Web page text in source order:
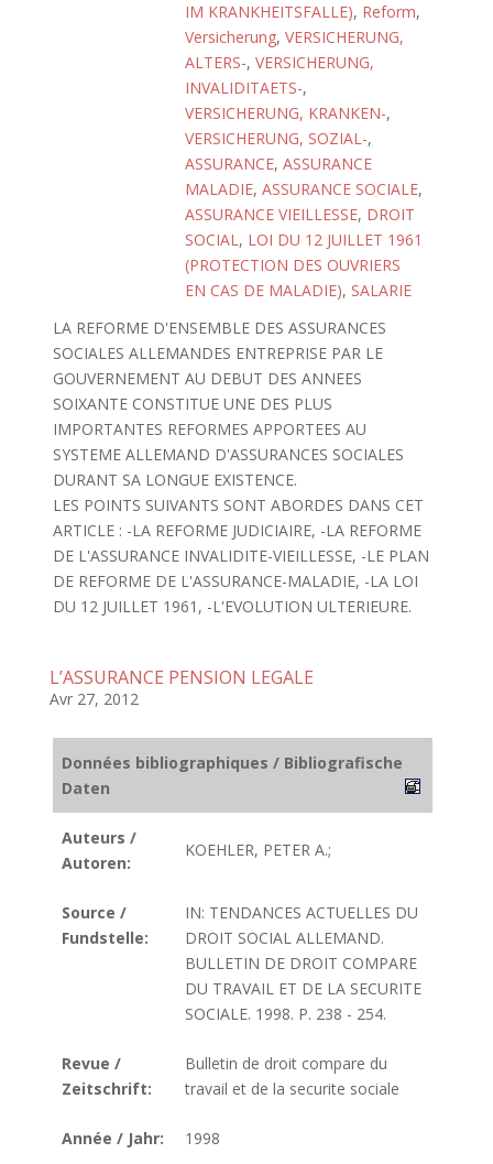
IM KRANKHEITSFALLE), Reform,
Versicherung, VERSICHERUNG,
ALTERS-, VERSICHERUNG,
INVALIDITAETS-,
VERSICHERUNG, KRANKEN-,
VERSICHERUNG, SOZIAL-,
ASSURANCE, ASSURANCE
MALADIE, ASSURANCE SOCIALE,
ASSURANCE VIEILLESSE, DROIT
SOCIAL, LOI DU 12 JUILLET 1961
(PROTECTION DES OUVRIERS
EN CAS DE MALADIE), SALARIE
LA REFORME D'ENSEMBLE DES ASSURANCES
SOCIALES ALLEMANDES ENTREPRISE PAR LE
GOUVERNEMENT AU DEBUT DES ANNEES
SOIXANTE CONSTITUE UNE DES PLUS
IMPORTANTES REFORMES APPORTEES AU
SYSTEME ALLEMAND D'ASSURANCES SOCIALES
DURANT SA LONGUE EXISTENCE.
LES POINTS SUIVANTS SONT ABORDES DANS CET
ARTICLE : -LA REFORME JUDICIAIRE, -LA REFORME
DE L'ASSURANCE INVALIDITE-VIEILLESSE, -LE PLAN
DE REFORME DE L'ASSURANCE-MALADIE, -LA LOI
DU 12 JUILLET 1961, -L'EVOLUTION ULTERIEURE.
L’ASSURANCE PENSION LEGALE
Avr 27, 2012
Données bibliographiques / Bibliografische
Daten
Auteurs /
Autoren:
KOEHLER, PETER A.;
Source /
Fundstelle:
IN: TENDANCES ACTUELLES DU
DROIT SOCIAL ALLEMAND.
BULLETIN DE DROIT COMPARE
DU TRAVAIL ET DE LA SECURITE
SOCIALE. 1998. P. 238 - 254.
Revue /
Zeitschrift:
Bulletin de droit compare du
travail et de la securite sociale
Année / Jahr: 1998